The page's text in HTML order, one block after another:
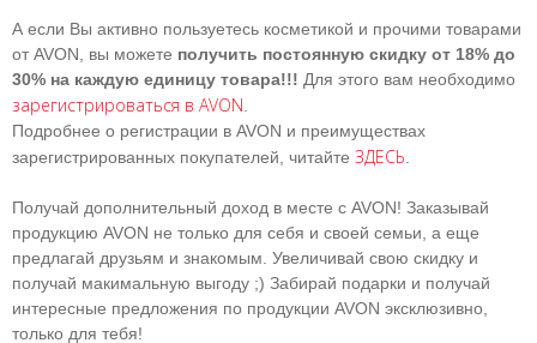
А если Вы активно пользуетесь косметикой и прочими товарами
от AVON, вы можете получить постоянную скидку от 18% до
30% на каждую единицу товара!!! Для этого вам необходимо
зарегистрироваться в AVON
Подробнее о регистрации в AVON и преимуществах
зарегистрированных покупателей, читайте ЗДЕСЬ
Получай дополнительный доход в месте с AVON! Заказывай
продукцию AVON не только для себя и своей семьи, а еще
предлагай друзьям и знакомым. Увеличивай свою скидку и
получай макимальную выгоду ;) Забирай подарки и получай
интересные предложения по продукции AVON эксклюзивно,
только для тебя!